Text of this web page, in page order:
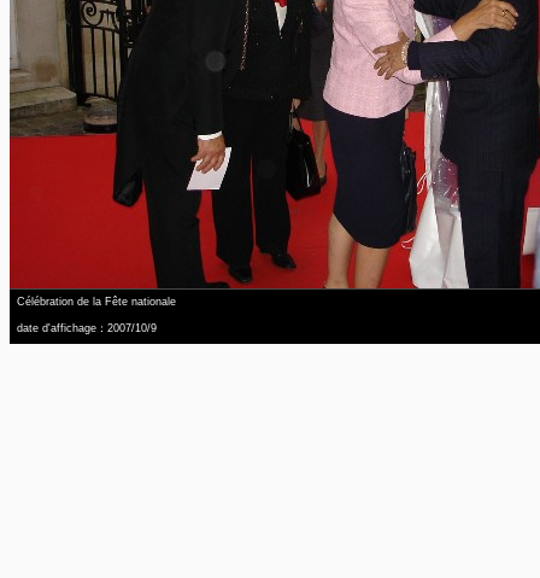
Célébration de la Fête nationale
date d'affichage：2007/10/9